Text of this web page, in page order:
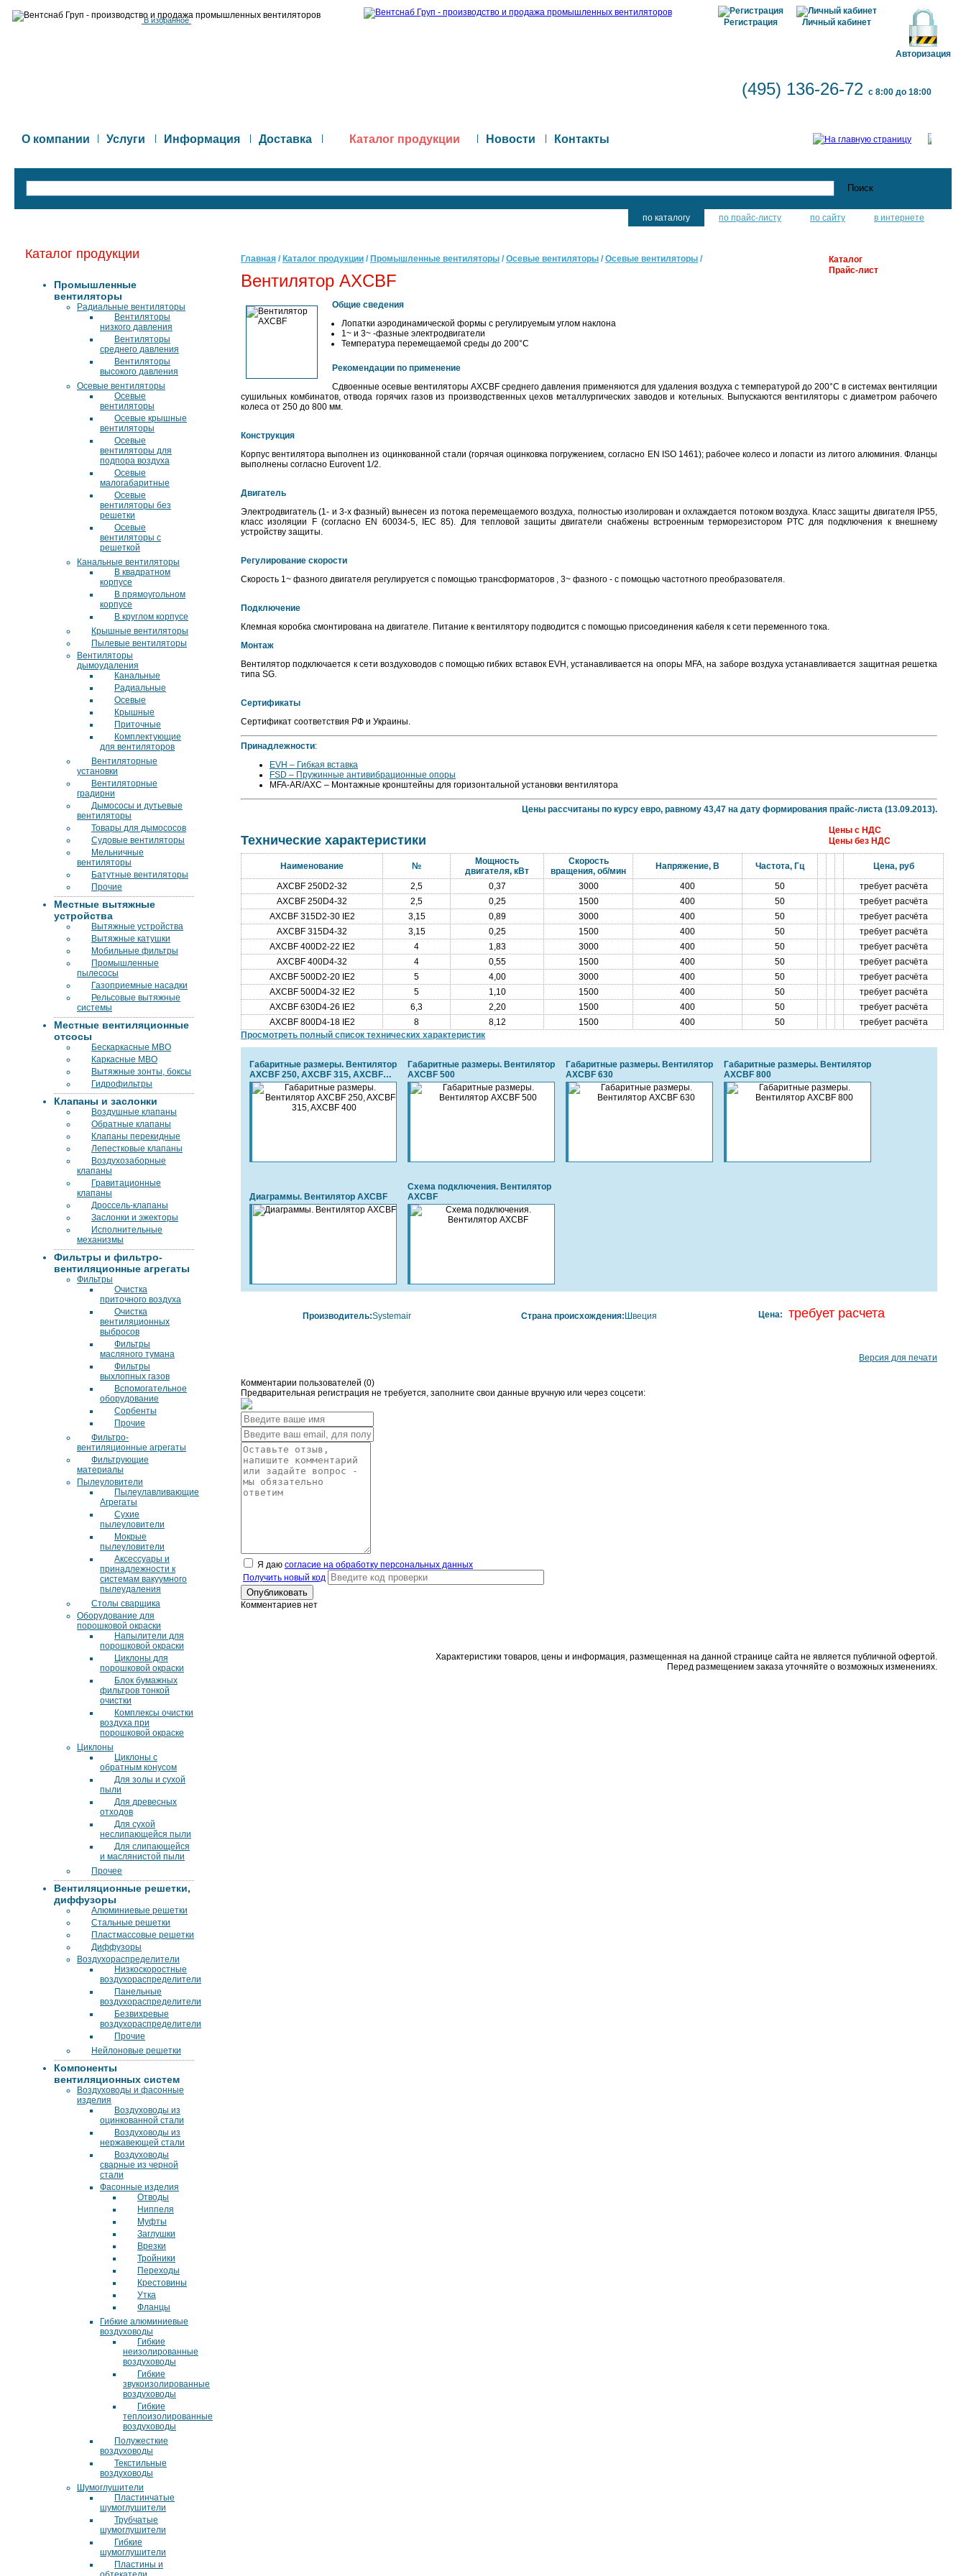
Регистрация Личный кабинет
Авторизация
(495) 136-26-72 с 8:00 до 18:00
В избранное
О компании Услуги Информация Доставка Каталог продукции Новости Контакты
по каталогу по прайс-листу по сайту в интернете
Каталог продукции
Промышленные
вентиляторы
Радиальные вентиляторы
Вентиляторы
низкого давления
Вентиляторы
среднего давления
Вентиляторы
высокого давления
Осевые вентиляторы
Осевые
вентиляторы
Осевые крышные
вентиляторы
Осевые
вентиляторы для
подпора воздуха
Осевые
малогабаритные
Осевые
вентиляторы без
решетки
Осевые
вентиляторы с
решеткой
Канальные вентиляторы
В квадратном
корпусе
В прямоугольном
корпусе
В круглом корпусе
Крышные вентиляторы
Пылевые вентиляторы
Вентиляторы
дымоудаления
Канальные
Радиальные
Осевые
Крышные
Приточные
Комплектующие
для вентиляторов
Вентиляторные
установки
Вентиляторные
градирни
Дымососы и дутьевые
вентиляторы
Товары для дымососов
Судовые вентиляторы
Мельничные
вентиляторы
Батутные вентиляторы
Прочие
Местные вытяжные
устройства
Вытяжные устройства
Вытяжные катушки
Мобильные фильтры
Промышленные
пылесосы
Газоприемные насадки
Рельсовые вытяжные
системы
Местные вентиляционные
отсосы
Бескаркасные МВО
Каркасные МВО
Вытяжные зонты, боксы
Гидрофильтры
Клапаны и заслонки
Воздушные клапаны
Обратные клапаны
Клапаны перекидные
Лепестковые клапаны
Воздухозаборные
клапаны
Гравитационные
клапаны
Дроссель-клапаны
Заслонки и эжекторы
Исполнительные
механизмы
Фильтры и фильтро-
вентиляционные агрегаты
Фильтры
Очистка
приточного воздуха
Очистка
вентиляционных
выбросов
Фильтры
масляного тумана
Фильтры
выхлопных газов
Вспомогательное
оборудование
Сорбенты
Прочие
Фильтро-
вентиляционные агрегаты
Фильтрующие
материалы
Пылеуловители
Пылеулавливающие
Агрегаты
Сухие
пылеуловители
Мокрые
пылеуловители
Аксессуары и
принадлежности к
системам вакуумного
пылеудаления
Столы сварщика
Оборудование для
порошковой окраски
Напылители для
порошковой окраски
Циклоны для
порошковой окраски
Блок бумажных
фильтров тонкой
очистки
Комплексы очистки
воздуха при
порошковой окраске
Циклоны
Циклоны с
обратным конусом
Для золы и сухой
пыли
Для древесных
отходов
Для сухой
неслипающейся пыли
Для слипающейся
и маслянистой пыли
Прочее
Вентиляционные решетки,
диффузоры
Алюминиевые решетки
Стальные решетки
Пластмассовые решетки
Диффузоры
Воздухораспределители
Низкоскоростные
воздухораспределители
Панельные
воздухораспределители
Безвихревые
воздухораспределители
Прочие
Нейлоновые решетки
Компоненты
вентиляционных систем
Воздуховоды и фасонные
изделия
Воздуховоды из
оцинкованной стали
Воздуховоды из
нержавеющей стали
Воздуховоды
сварные из черной
стали
Фасонные изделия
Отводы
Ниппеля
Муфты
Заглушки
Врезки
Тройники
Переходы
Крестовины
Утка
Фланцы
Гибкие алюминиевые
воздуховоды
Гибкие
неизолированные
воздуховоды
Гибкие
звукоизолированные
воздуховоды
Гибкие
теплоизолированные
воздуховоды
Полужесткие
воздуховоды
Текстильные
воздуховоды
Шумоглушители
Пластинчатые
шумоглушители
Трубчатые
шумоглушители
Гибкие
шумоглушители
Пластины и
Каталог
Прайс-лист
Главная /Каталог продукции /Промышленные вентиляторы /Осевые вентиляторы /Осевые вентиляторы /
Вентилятор AXCBF
Общие сведения
Лопатки аэродинамической формы с регулируемым углом наклона
1~ и 3~ -фазные электродвигатели
Температура перемещаемой среды до 200°С
Рекомендации по применение
Сдвоенные осевые вентиляторы AXCBF среднего давления применяются для удаления воздуха с температурой до 200°С в системах вентиляции
сушильных комбинатов, отвода горячих газов из производственных цехов металлургических заводов и котельных. Выпускаются вентиляторы с диаметром рабочего
колеса от 250 до 800 мм.
Конструкция
Корпус вентилятора выполнен из оцинкованной стали (горячая оцинковка погружением, согласно EN ISO 1461); рабочее колесо и лопасти из литого алюминия. Фланцы
выполнены согласно Eurovent 1/2.
Двигатель
Электродвигатель (1- и 3-х фазный) вынесен из потока перемещаемого воздуха, полностью изолирован и охлаждается потоком воздуха. Класс защиты двигателя IP55,
класс изоляции F (согласно EN 60034-5, IEC 85). Для тепловой защиты двигатели снабжены встроенным терморезистором PTC для подключения к внешнему
устройству защиты.
Регулирование скорости
Скорость 1~ фазного двигателя регулируется с помощью трансформаторов , 3~ фазного - с помощью частотного преобразователя.
Подключение
Клемная коробка смонтирована на двигателе. Питание к вентилятору подводится с помощью присоединения кабеля к сети переменного тока.
Монтаж
Вентилятор подключается к сети воздуховодов с помощью гибких вставок EVH, устанавливается на опоры МFA, на заборе воздуха устанавливается защитная решетка
типа SG.
Сертификаты
Сертификат соответствия РФ и Украины.
Принадлежности:
EVH – Гибкая вставка
FSD – Пружинные антивибрационные опоры
MFA-AR/AXC – Монтажные кронштейны для горизонтальной установки вентилятора
Цены рассчитаны по курсу евро, равному 43,47 на дату формирования прайс-листа (13.09.2013).
Технические характеристики
Цены с НДС
Цены без НДС
Наименование №
Мощность
двигателя, кВт
Скорость
вращения, об/мин
Напряжение, В Частота, Гц
Цена, руб
AXCBF 250D2-32
2,5 0,37 3000 400 50
требует расчёта
AXCBF 250D4-32
2,5 0,25 1500 400 50
требует расчёта
AXCBF 315D2-30 IE2
3,15 0,89 3000 400 50
требует расчёта
AXCBF 315D4-32
3,15 0,25 1500 400 50
требует расчёта
AXCBF 400D2-22 IE2
4 1,83 3000 400 50
требует расчёта
AXCBF 400D4-32
4 0,55 1500 400 50
требует расчёта
AXCBF 500D2-20 IE2
5 4,00 3000 400 50
требует расчёта
AXCBF 500D4-32 IE2
5 1,10 1500 400 50
требует расчёта
AXCBF 630D4-26 IE2
6,3 2,20 1500 400 50
требует расчёта
AXCBF 800D4-18 IE2
8 8,12 1500 400 50
требует расчёта
Просмотреть полный список технических характеристик
Габаритные размеры. Вентилятор
AXCBF 250, AXCBF 315, AXCBF
400
Габаритные размеры. Вентилятор
AXCBF 500
Габаритные размеры. Вентилятор
AXCBF 630
Габаритные размеры. Вентилятор
AXCBF 800
Диаграммы. Вентилятор AXCBF
Схема подключения. Вентилятор
AXCBF
Производитель:Systemair Страна происхождения:Швеция Цена: требует расчета
Версия для печати
Комментарии пользователей (0)
Предварительная регистрация не требуется, заполните свои данные вручную или через соцсети:
Я даю согласие на обработку персональных данных
Получить новый код
Комментариев нет
Характеристики товаров, цены и информация, размещенная на данной странице сайта не является публичной офертой.
Перед размещением заказа уточняйте о возможных изменениях.